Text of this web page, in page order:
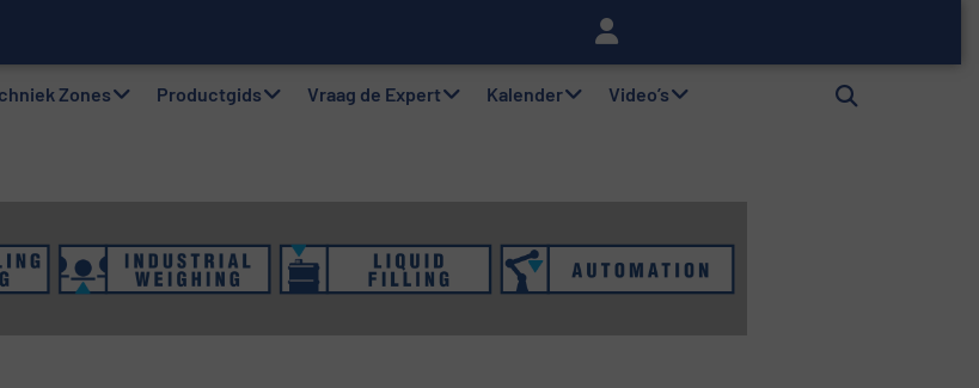
kwaliteit en duurzaamheid in één oogopslag
Zones Productgids Vraag de Expert Kalender Video’s